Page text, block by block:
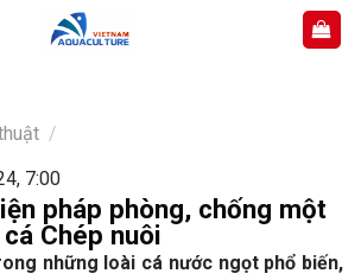
/
7:00
pháp phòng, chống một
Chép nuôi
những loài cá nước ngọt phổ biến,